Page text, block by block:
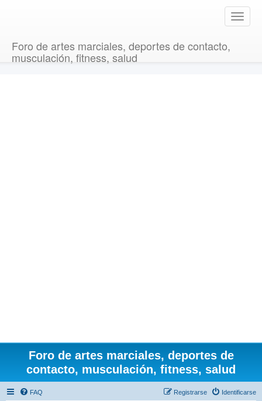
T
o
Foro de artes marciales, deportes de contacto,
musculación, fitness, salud
Foro de artes marciales, deportes de
contacto, musculación, fitness, salud
FAQ Identificarse
Registrarse